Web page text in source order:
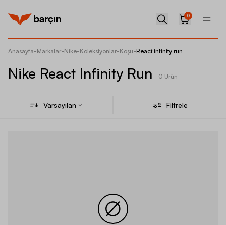
0
Anasayfa-Markalar-Nike-Koleksiyonlar-Koşu-React infinity run
Nike React Infinity Run 0 Ürün
Varsayılan Filtrele